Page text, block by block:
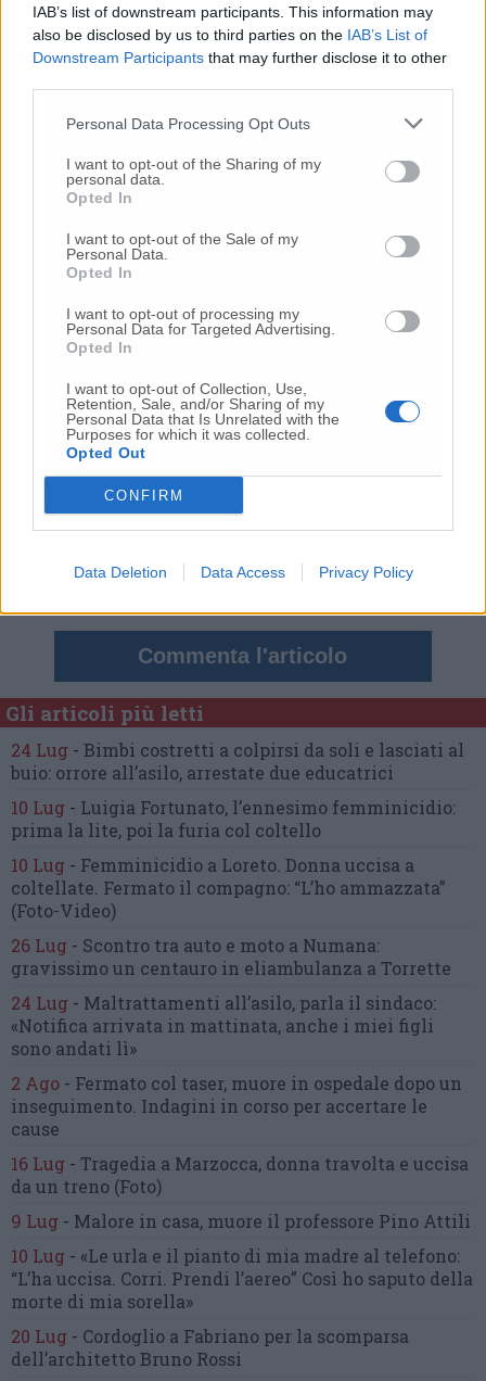
IAB’s list of downstream participants. This information may
also be disclosed by us to third parties on the IAB’s List of
Downstream Participants that may further disclose it to other
Personal Data Processing Opt Outs
I want to opt-out of the Sharing of my
personal data.
Opted In
I want to opt-out of the Sale of my
Personal Data.
Opted In
I want to opt-out of processing my
Personal Data for Targeted Advertising.
Opted In
I want to opt-out of Collection, Use,
Retention, Sale, and/or Sharing of my
Personal Data that Is Unrelated with the
Purposes for which it was collected.
Opted Out
CONFIRM
Data Deletion Data Access Privacy Policy
sindaco ha comunque rimarcato che il
progetto non è mai stato depositato negli
uffici comunali («lo abbiamo cercato senza
trovarlo») ma che è stato solo presentato a un
convegno.
© RIPRODUZIONE RISERVATA
Commenti
Nessun commento presente
Commenta
Commenta l'articolo
Gli articoli più letti
24 Lug - Bimbi costretti a colpirsi da soli e lasciati al
buio: orrore all’asilo, arrestate due educatrici
10 Lug - Luigia Fortunato, l’ennesimo femminicidio:
prima la lite, poi la furia col coltello
10 Lug - Femminicidio a Loreto. Donna uccisa a
coltellate. Fermato il compagno: “L’ho ammazzata”
(Foto-Video)
26 Lug - Scontro tra auto e moto a Numana:
gravissimo un centauro in eliambulanza a Torrette
24 Lug - Maltrattamenti all’asilo, parla il sindaco:
«Notifica arrivata in mattinata, anche i miei figli
sono andati lì»
2 Ago - Fermato col taser, muore in ospedale dopo un
inseguimento. Indagini in corso per accertare le
cause
16 Lug - Tragedia a Marzocca, donna travolta e uccisa
da un treno (Foto)
9 Lug - Malore in casa, muore il professore Pino Attili
10 Lug - «Le urla e il pianto di mia madre al telefono:
“L’ha uccisa. Corri. Prendi l’aereo” Così ho saputo della
morte di mia sorella»
20 Lug - Cordoglio a Fabriano per la scomparsa
dell’architetto Bruno Rossi